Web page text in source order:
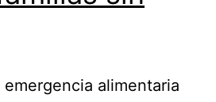
alimentaria